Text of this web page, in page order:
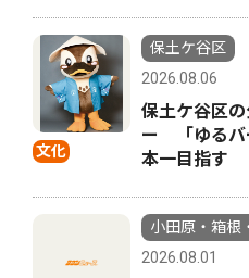
文化
保土ケ谷区
2026.08.06
保土ケ谷区
ー 「ゆるバ
本一目指す
小田原・箱根
2026.08.01